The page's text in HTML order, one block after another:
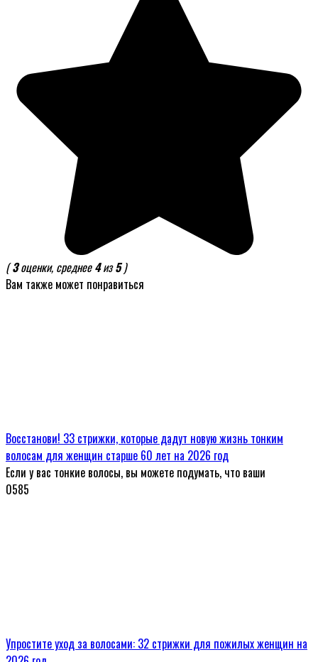
(3оценки, среднее4из5)
Вам также может понравиться
Восстанови! 33 стрижки, которые дадут новую жизнь тонким
волосам для женщин старше 60 лет на 2026 год
Если у вас тонкие волосы, вы можете подумать, что ваши
0585
Упростите уход за волосами: 32 стрижки для пожилых женщин на